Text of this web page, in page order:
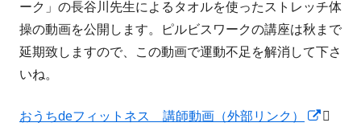
ーク」の長谷川先生によるタオルを使ったストレッチ体
操の動画を公開します。ピルビスワークの講座は秋まで
延期致しますので、この動画で運動不足を解消して下さ
いね。
おうちdeフィットネス 講師動画（外部リンク）
新
